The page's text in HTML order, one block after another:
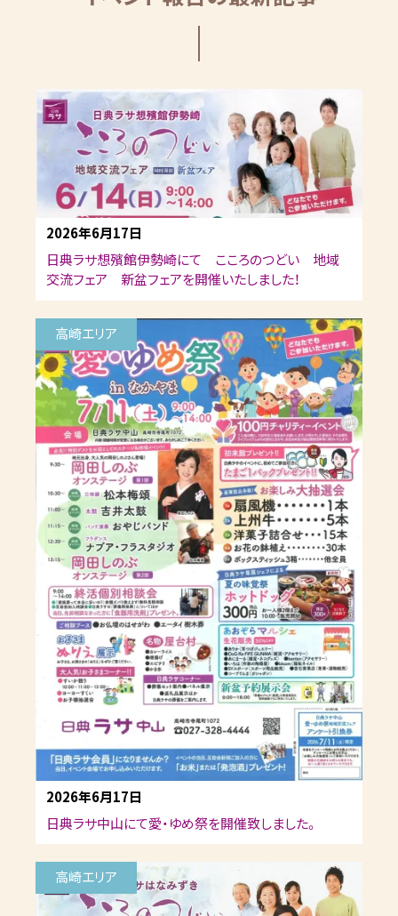
2026年6月17日
日典ラサ想殯館伊勢崎にて こころのつどい 地域
交流フェア 新盆フェアを開催いたしました！
2026年6月17日
日典ラサ中山にて愛・ゆめ祭を開催致しました。
高崎エリア
高崎エリア